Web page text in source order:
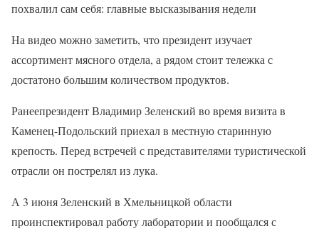
похвалил сам себя: главные высказывания недели
На видео можно заметить, что президент изучает
ассортимент мясного отдела, а рядом стоит тележка с
достатоно большим количеством продуктов.
Ранеепрезидент Владимир Зеленский во время визита в
Каменец-Подольский приехал в местную старинную
крепость. Перед встречей с представителями туристической
отрасли он пострелял из лука.
А 3 июня Зеленский в Хмельницкой области
проинспектировал работу лаборатории и пообщался с